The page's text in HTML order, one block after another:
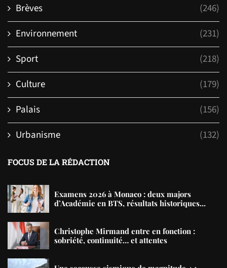
Brèves
(246)
Environnement
(231)
Sport
(218)
Culture
(179)
Palais
(156)
Urbanisme
(132)
FOCUS DE LA RÉDACTION
Examens 2026 à Monaco : deux majors
d’Académie en BTS, résultats historiques...
Christophe Mirmand entre en fonction :
sobriété, continuité… et attentes